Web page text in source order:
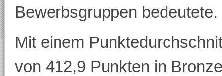
Bewerbsgruppen bedeutete.
Mit einem
von 412,9 Punkten in